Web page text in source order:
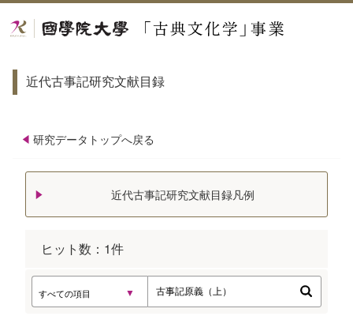
近代古事記研究文献目録
研究データトップへ戻る
近代古事記研究文献目録凡例
ヒット数： 1件